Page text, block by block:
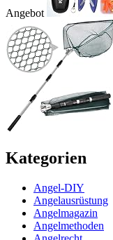
Angebot
Kategorien
Angel-DIY
Angelausrüstung
Angelmagazin
Angelmethoden